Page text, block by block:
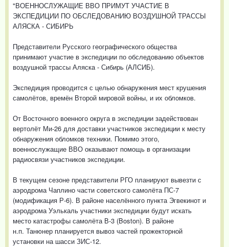
"ВОЕННОСЛУЖАЩИЕ ВВО ПРИМУТ УЧАСТИЕ В
ЭКСПЕДИЦИИ ПО ОБСЛЕДОВАНИЮ ВОЗДУШНОЙ ТРАССЫ
АЛЯСКА - СИБИРЬ
Представители Русского географического общества
принимают участие в экспедиции по обследованию объектов
воздушной трассы Аляска - Сибирь (АЛСИБ).
Экспедиция проводится с целью обнаружения мест крушения
самолётов, времён Второй мировой войны, и их обломков.
От Восточного военного округа в экспедиции задействован
вертолёт Ми-26 для доставки участников экспедиции к месту
обнаружения обломков техники. Помимо этого,
военнослужащие ВВО оказывают помощь в организации
радиосвязи участников экспедиции.
В текущем сезоне представители РГО планируют вывезти с
аэродрома Чаплино части советского самолёта ПС-7
(модификация Р-6). В районе населённого пункта Эгвекинот и
аэродрома Уэлькаль участники экспедиции будут искать
место катастрофы самолёта В-3 (Boston). В районе
н.п. Танюнер планируется вывоз частей прожекторной
установки на шасси ЗИС-12.